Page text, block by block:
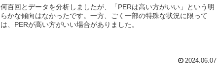
何百回とデータを分析しましたが、「PERは高い方がいい」という明
らかな傾向はなかったです。一方、ごく一部の特殊な状況に限って
は、PERが高い方がいい場合がありました。
2024.06.07